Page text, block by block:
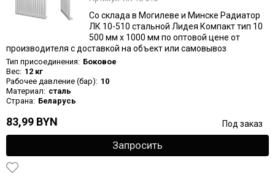
Со склада в Могилеве и Минске Радиатор
ЛК 10-510 стальной Лидея Компакт тип 10
500 мм х 1000 мм по оптовой цене от
производителя с доставкой на объект или самовывоз
Тип присоединения: Боковое
Вес: 12 кг
Рабочее давление (бар): 10
Материал: сталь
Страна: Беларусь
83,99 BYN Под заказ
Запросить